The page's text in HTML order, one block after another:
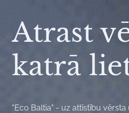
Atrast
katrā
"Eco Baltia" - uz attīstību